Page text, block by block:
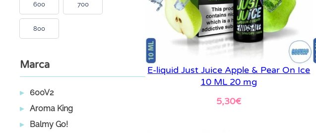
600 700
800
Marca
600V2
Aroma King
Balmy Go!
E-liquid Just Juice Apple & Pear On Ice
10 ML 20 mg
5,30€